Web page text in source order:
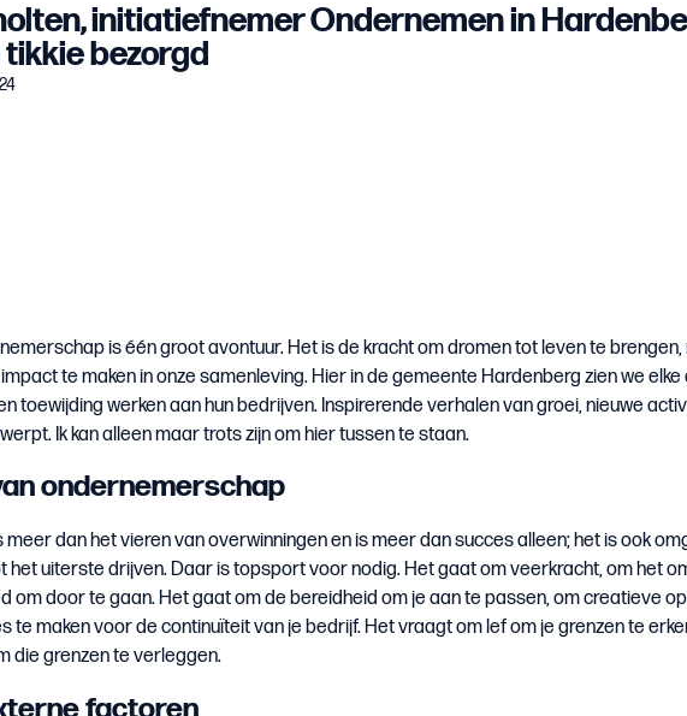
initiatiefnemer Ondernemen in
bezorgd
is één groot avontuur. Het is de kracht om dromen tot leven te brengen,
te maken in onze samenleving. Hier in de gemeente Hardenberg zien we elke
toewijding werken aan hun bedrijven. Inspirerende verhalen van groei, nieuwe
Ik kan alleen maar trots zijn om hier tussen te staan.
ondernemerschap
dan het vieren van overwinningen en is meer dan succes alleen; het is ook
het uiterste drijven. Daar is topsport voor nodig. Het gaat om veerkracht, om het
om door te gaan. Het gaat om de bereidheid om je aan te passen, om creatieve
te maken voor de continuïteit van je bedrijf. Het vraagt om lef om je grenzen te
die grenzen te verleggen.